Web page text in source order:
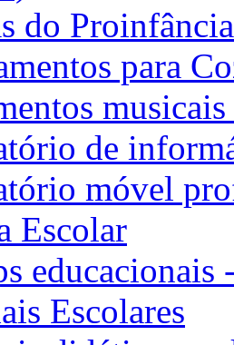
do
para
de
móvel
Escolar
educacionais
Escolares